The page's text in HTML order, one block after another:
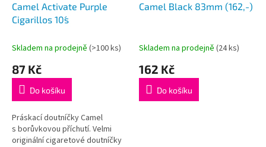
Camel Activate Purple
Cigarillos 10´s
Skladem na prodejně (>100 ks)
87 Kč
Do košíku
Práskací doutníčky Camel
s borůvkovou příchutí. Velmi
originální cigaretové doutníčky
Camel Black 83mm (162,-)
Skladem na prodejně (24 ks)
162 Kč
Do košíku